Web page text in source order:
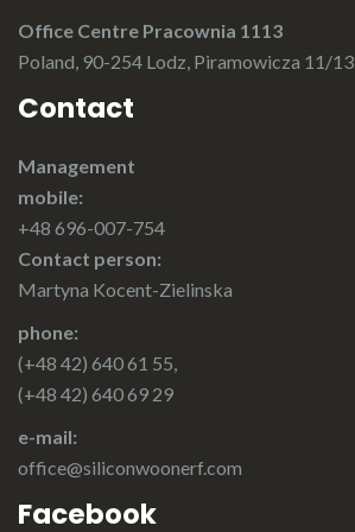
Office Centre Pracownia 1113
Poland, 90-254 Lodz, Piramowicza 11/13
Contact
Management
mobile:
+48 696-007-754
Contact person:
Martyna Kocent-Zielinska
phone:
(+48 42) 640 61 55,
(+48 42) 640 69 29
e-mail:
office@siliconwoonerf.com
Facebook